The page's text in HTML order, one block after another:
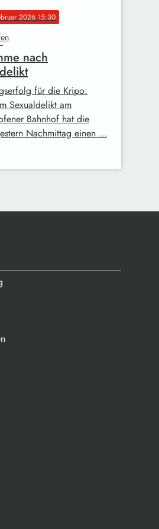
2026 15:30
nach
für die Kripo:
Sexualdelikt am
Bahnhof hat die
Nachmittag einen …